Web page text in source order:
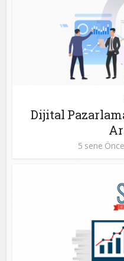
Dijital
5 sene Önce